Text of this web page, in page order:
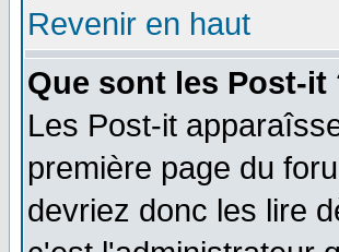
Revenir en haut
Que sont les Post-it
Les Post-it
première page du
devriez donc les lire